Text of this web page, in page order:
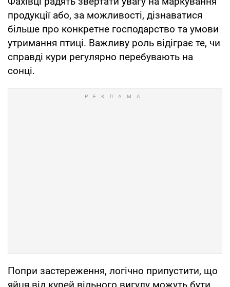
продукції або, за можливості, дізнаватися
більше про конкретне господарство та умови
утримання птиці. Важливу роль відіграє те, чи
справді кури регулярно перебувають на
сонці.
Попри застереження, логічно припустити, що
яйця від курей вільного вигулу можуть бути